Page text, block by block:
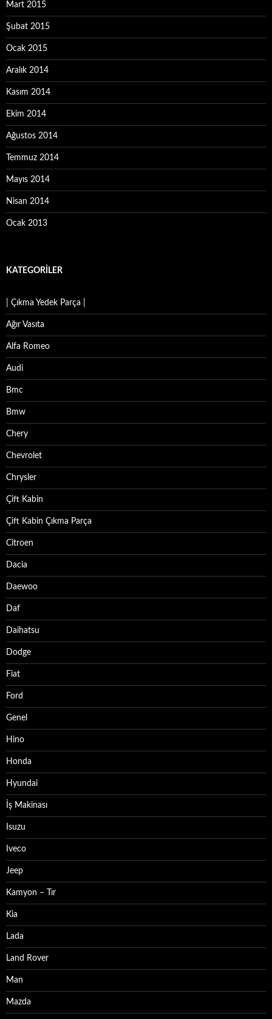
Mart 2015
Şubat 2015
Ocak 2015
Aralık 2014
Kasım 2014
Ekim 2014
Ağustos 2014
Temmuz 2014
Mayıs 2014
Nisan 2014
Ocak 2013
KATEGORILER
| Çıkma Yedek Parça |
Ağır Vasıta
Alfa Romeo
Audi
Bmc
Bmw
Chery
Chevrolet
Chrysler
Çift Kabin
Çift Kabin Çıkma Parça
Citroen
Dacia
Daewoo
Daf
Daihatsu
Dodge
Fiat
Ford
Genel
Hino
Honda
Hyundai
İş Makinası
Isuzu
Iveco
Jeep
Kamyon – Tır
Kia
Lada
Land Rover
Man
Mazda